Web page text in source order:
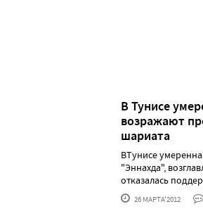
В Тунисе
возражают
шариата
ВТунисе
"Эннахда",
отказалась
26 МАРТА'2012